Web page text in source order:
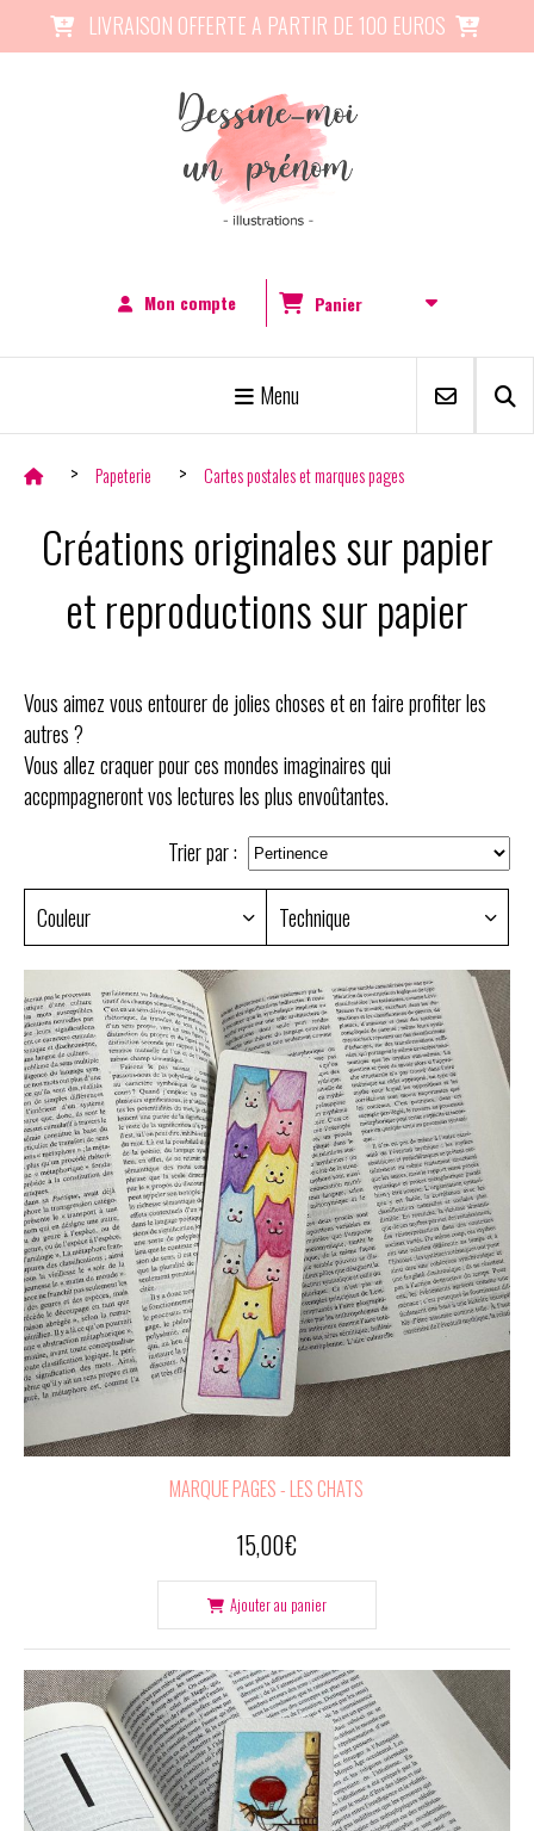
 LIVRAISON OFFERTE A PARTIR DE 100 EUROS 
Mon compte Panier
Menu
Papeterie Cartes postales et marques pages
Créations originales sur papier
et reproductions sur papier
Vous aimez vous entourer de jolies choses et en faire profiter les
autres ?
Vous allez craquer pour ces mondes imaginaires qui
accpmpagneront vos lectures les plus envoûtantes.
Trier par :
Couleur Technique
MARQUE PAGES - LES CHATS
15,00€
Ajouter au panier